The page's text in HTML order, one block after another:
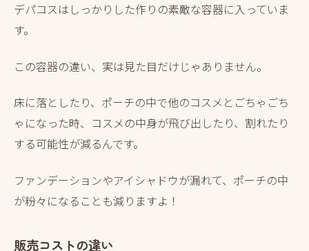
デパコスはしっかりした作りの素敵な容器に入っていま
す。
この容器の違い、実は見た目だけじゃありません。
床に落としたり、ポーチの中で他のコスメとごちゃごち
ゃになった時、コスメの中身が飛び出したり、割れたり
する可能性が減るんです。
ファンデーションやアイシャドウが漏れて、ポーチの中
が粉々になることも減りますよ！
販売コストの違い